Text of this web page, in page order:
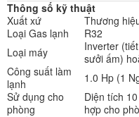
Thông số kỹ thuật
Xuất xứ
Thương
Loại Gas lạnh
R32
Loại máy
Inverter
sưởi ấm)
Công suất làm
lạnh
1.0 Hp (1
Sử dụng cho
phòng
Diện tích
hợp cho